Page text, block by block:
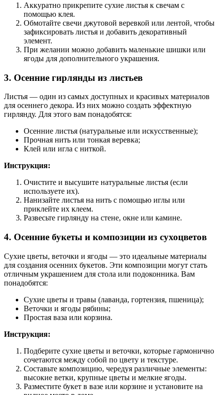
Аккуратно прикрепите сухие листья к свечам с
помощью клея.
Обмотайте свечи джутовой веревкой или лентой, чтобы
зафиксировать листья и добавить декоративный
элемент.
При желании можно добавить маленькие шишки или
ягоды для дополнительного украшения.
3. Осенние гирлянды из листьев
Листья — один из самых доступных и красивых материалов
для осеннего декора. Из них можно создать эффектную
гирлянду. Для этого вам понадобятся:
Осенние листья (натуральные или искусственные);
Прочная нить или тонкая веревка;
Клей или игла с ниткой.
Инструкция:
Очистите и высушите натуральные листья (если
используете их).
Нанизайте листья на нить с помощью иглы или
приклейте их клеем.
Развесьте гирлянду на стене, окне или камине.
4. Осенние букеты и композиции из сухоцветов
Сухие цветы, веточки и ягоды — это идеальные материалы
для создания осенних букетов. Эти композиции могут стать
отличным украшением для стола или подоконника. Вам
понадобятся:
Сухие цветы и травы (лаванда, гортензия, пшеница);
Веточки и ягоды рябины;
Простая ваза или корзина.
Инструкция:
Подберите сухие цветы и веточки, которые гармонично
сочетаются между собой по цвету и текстуре.
Составьте композицию, чередуя различные элементы:
высокие ветки, крупные цветы и мелкие ягоды.
Разместите букет в вазе или корзине и установите на